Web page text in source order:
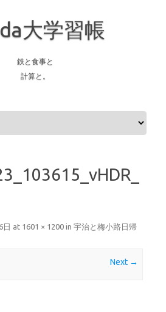
大学習帳
鉄と食事と
計算と。
日 at 1601 × 1200 in 宇治と梅小路日帰
Next →